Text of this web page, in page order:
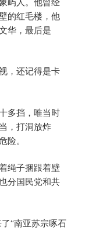
的红毛楼，他
华，最后是
，还记得是卡
多挡，唯当时
，打洞放炸
险。
绳子捆跟着壁
分国民党和共
“南亚苏宗啄石